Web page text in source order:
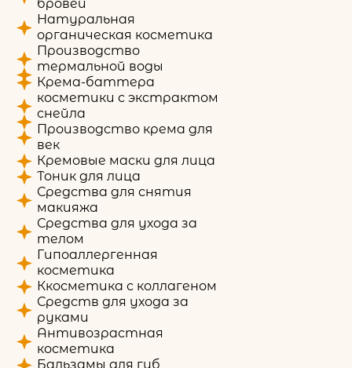
бровей
Натуральная
органическая косметика
Производство
термальной воды
Крема-баттера
косметики с экстрактом
снейла
Производство крема для
век
Кремовые маски для лица
Тоник для лица
Средства для снятия
макияжа
Средства для ухода за
телом
Гипоаллергенная
косметика
Ккосметика с коллагеном
Средств для ухода за
руками
Антивозрастная
косметика
Бальзамы для губ